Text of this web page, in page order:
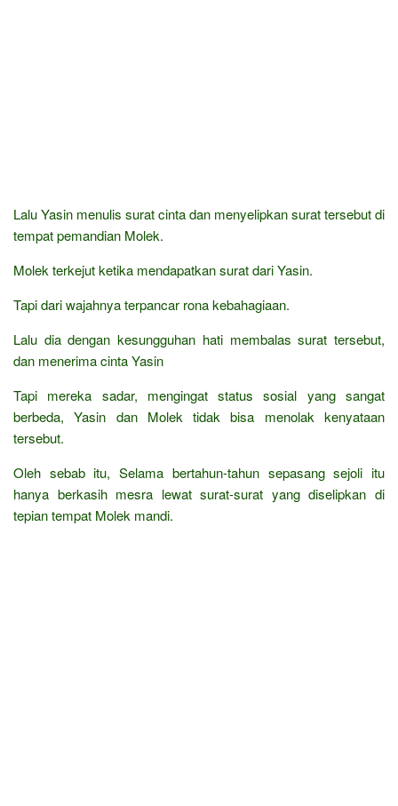
Lalu Yasin menulis surat cinta dan menyelipkan surat tersebut di
tempat pemandian Molek.
Molek terkejut ketika mendapatkan surat dari Yasin.
Tapi dari wajahnya terpancar rona kebahagiaan.
Lalu dia dengan kesungguhan hati membalas surat tersebut,
dan menerima cinta Yasin
Tapi mereka sadar, mengingat status sosial yang sangat
berbeda, Yasin dan Molek tidak bisa menolak kenyataan
tersebut.
Oleh sebab itu, Selama bertahun-tahun sepasang sejoli itu
hanya berkasih mesra lewat surat-surat yang diselipkan di
tepian tempat Molek mandi.